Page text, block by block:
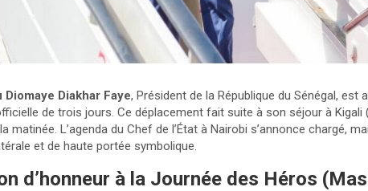
Diomaye Diakhar Faye, Président de la République du Sénégal, est
de trois jours. Ce déplacement fait suite à son séjour à Kigali
matinée. L’agenda du Chef de l’État à Nairobi s’annonce chargé,
et de haute portée symbolique.
d’honneur à la Journée des Héros